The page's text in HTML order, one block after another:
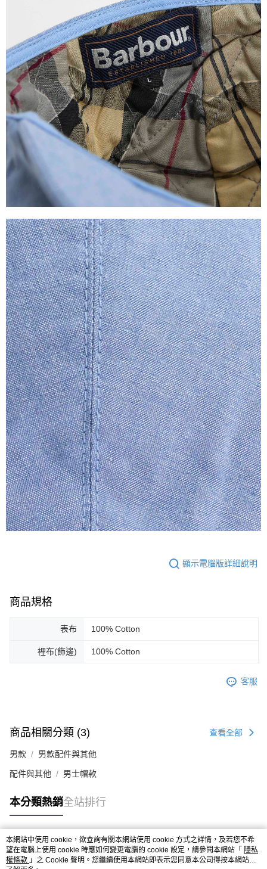
顯示電腦版詳細說明
商品規格
表布 100% Cotton
裡布(飾邊) 100% Cotton
客服
商品相關分類 (3) 查看全部
男款 男款配件與其他
配件與其他 男士帽款
本分類熱銷全站排行
熱門標籤
本網站中使用 cookie，欲查詢有關本網站使用 cookie 方式之詳情，及若您不希
望在電腦上使用 cookie 時應如何變更電腦的 cookie 設定，請參閱本網站「 隱私
權條款 」之 Cookie 聲明。您繼續使用本網站即表示您同意本公司得按本網站使